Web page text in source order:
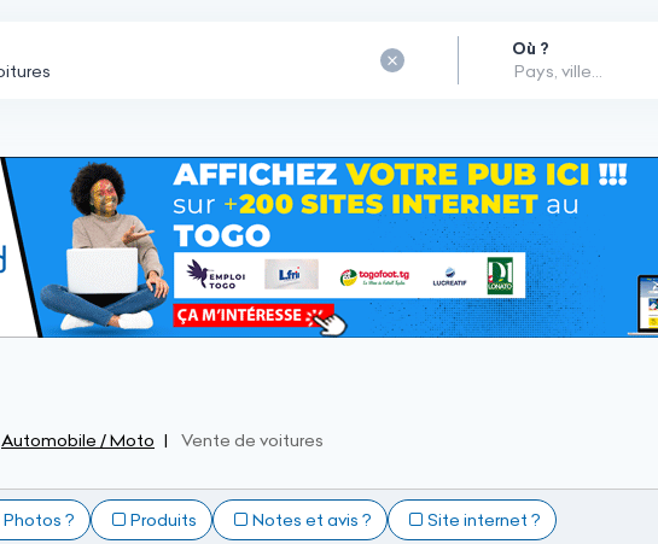
Où ?
Automobile / Moto Vente de voitures
Photos ? Produits Notes et avis ? Site internet ?